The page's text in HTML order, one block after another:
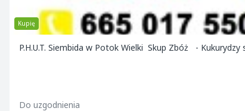
Kupię
P.H.U.T. Siembida w Potok Wielki Skup Zbóż -
Do uzgodnienia